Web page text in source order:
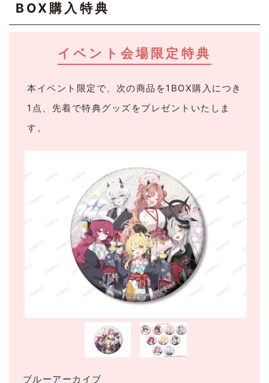
BOX購入特典
イベント会場限定特典
本イベント限定で、次の商品を1BOX購入につき
1点、先着で特典グッズをプレゼントいたしま
す。
ブルーアーカイブ